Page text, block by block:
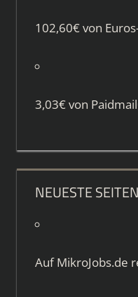
102,60€ von
3,03€ von
NEUESTE SEITEN
AufMikroJobs.de